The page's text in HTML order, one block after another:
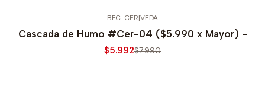
BFC-CER|VEDA
Cascada de Humo #Cer-04 ($5.990 x Mayor) -
$5.992$7.990